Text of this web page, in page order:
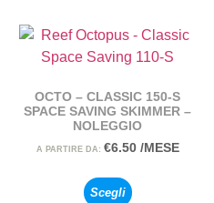
OCTO – CLASSIC 150-S
SPACE SAVING SKIMMER –
NOLEGGIO
A PARTIRE DA: €6.50 /MESE
Scegli